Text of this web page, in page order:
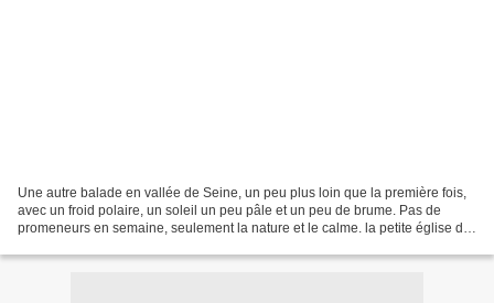
Une autre balade en vallée de Seine, un peu plus loin que la première fois,
avec un froid polaire, un soleil un peu pâle et un peu de brume. Pas de
promeneurs en semaine, seulement la nature et le calme. la petite église de